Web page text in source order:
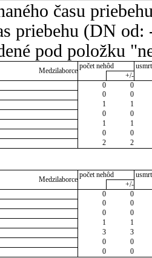
času
priebehu (DN
pod položku
Medzilaborce
počet nehôd
+/-
0
0
0
0
1
1
0
0
1
1
0
0
2 2
Medzilaborce
počet nehôd
+/-
0
0
0
0
0
0
1
1
3
3
0
0
0 0